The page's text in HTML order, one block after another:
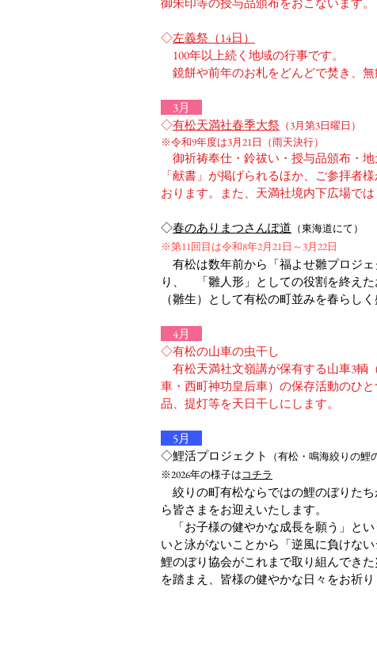
◇左義祭（14日）
100年以上続く地域の行事です。
鏡餅や前年のお札をどんどで焚き、無
3月
◇有松天満社春季大祭 （3月第3日曜日）​
​※令和9年度は3月21日（雨天決行）
御祈祷奉仕・鈴祓い・授与品頒布・地
「献書」が掲げられるほか、ご参拝者
おります。また、天満社境内下広場では
◇春のありまつさんぽ道 （東海道にて）
※第11回目は令和8年2月21日～3月22日
有松は数年前から「福よせ雛プロジ
り、 「雛人形」としての役割を終えた
（雛生）として有松の町並みを春らしく
4月
◇有松の山車の虫干し
有松天満社文嶺講が保有する山車3輌
車・西町神功皇后車）の保存活動のひと
品、提灯等を天日干しにします。
5月
◇鯉活プロジェクト
（有松・鳴海絞りの鯉
※2026年の様子はコチラ
絞りの町有松ならではの鯉のぼりた
ら皆さまをお迎えいたします。
「お子様の健やかな成長を願う」と
いと泳がないことから「逆風に負けな
鯉のぼり協会がこれまで取り組んでき
を踏まえ、皆様の健やかな日々をお祈り